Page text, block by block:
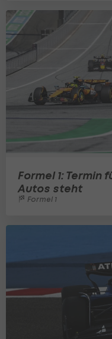
Formel 1: Termin
Autos steht
Formel 1